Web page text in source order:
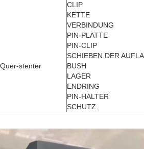
stenter
CLIP
KETTE
VERBINDUNG
PIN-PLATTE
PIN-CLIP
SCHIEBEN DER
BUSH
LAGER
ENDRING
PIN-HALTER
SCHUTZ